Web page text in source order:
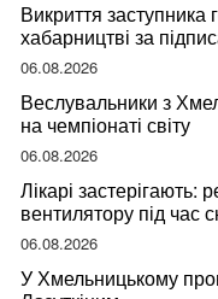
Викриття
хабарництві за
06.08.2026
Веслувальники з
на чемпіонаті світу
06.08.2026
Лікарі застерігають:
вентилятору під час
ваше здоров’я
06.08.2026
У Хмельницькому